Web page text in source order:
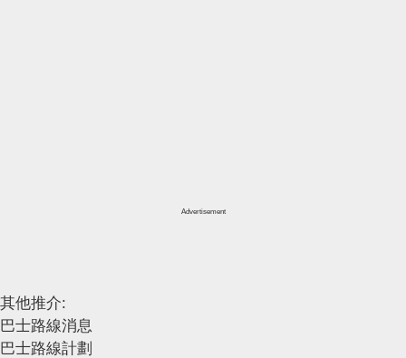
Advertisement
其他推介:
巴士路線消息
巴士路線計劃